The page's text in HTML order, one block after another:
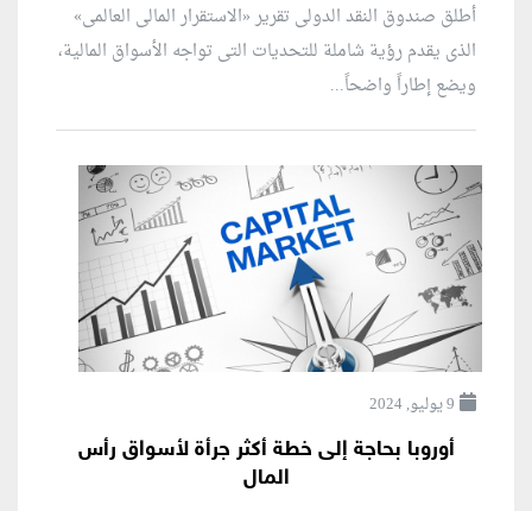
أطلق صندوق النقد الدولى تقرير «الاستقرار المالى العالمى»
الذى يقدم رؤية شاملة للتحديات التى تواجه الأسواق المالية،
ويضع إطاراً واضحاً...
9 يوليو, 2024
أوروبا بحاجة إلى خطة أكثر جرأة لأسواق رأس
المال